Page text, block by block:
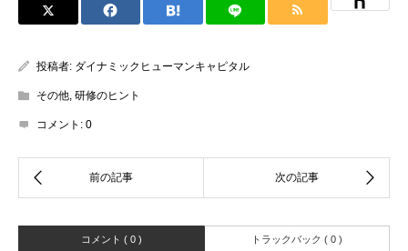
投稿者: ダイナミックヒューマンキャピタル
その他 研修のヒント
コメント: 0
コメント ( 0 ) トラックバック ( 0 )